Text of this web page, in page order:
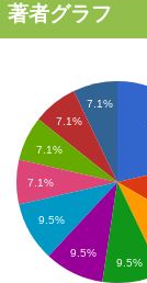
著者グラフ
7.1%
7.1%
7.1%
7.1%
9.5%
9.5%
9.5%